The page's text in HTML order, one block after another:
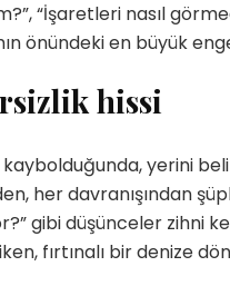
“İşaretleri nasıl
önündeki en büyük
hissi
yerini
her davranışından
gibi düşünceler zihni
fırtınalı bir denize